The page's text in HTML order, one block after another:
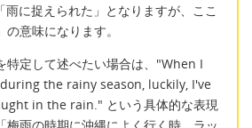
に捉えられた」となりますが、ここ
意味になります。
特定して述べたい場合は、"When I
the rainy season, luckily, I've
in the rain." という具体的な表現